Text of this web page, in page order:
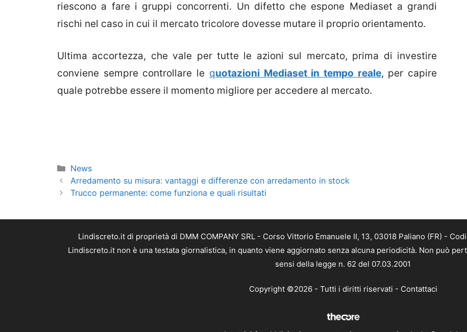
riescono a fare i gruppi concorrenti. Un difetto che espone Mediaset a grandi
rischi nel caso in cui il mercato tricolore dovesse mutare il proprio orientamento.
Ultima accortezza, che vale per tutte le azioni sul mercato, prima di investire
conviene sempre controllare le quotazioni Mediaset in tempo reale, per capire
quale potrebbe essere il momento migliore per accedere al mercato.
Categorie
News
Arredamento su misura: vantaggi e differenze con arredamento in stock
Trucco permanente: come funziona e quali risultati
Lindiscreto.it di proprietà di DMM COMPANY SRL - Corso Vittorio Emanuele II, 13, 03018 Paliano (FR) -
Lindiscreto.it non è una testata giornalistica, in quanto viene aggiornato senza alcuna periodicità. Non può
sensi della legge n. 62 del 07.03.2001
Copyright ©2026 - Tutti i diritti riservati - Contattaci